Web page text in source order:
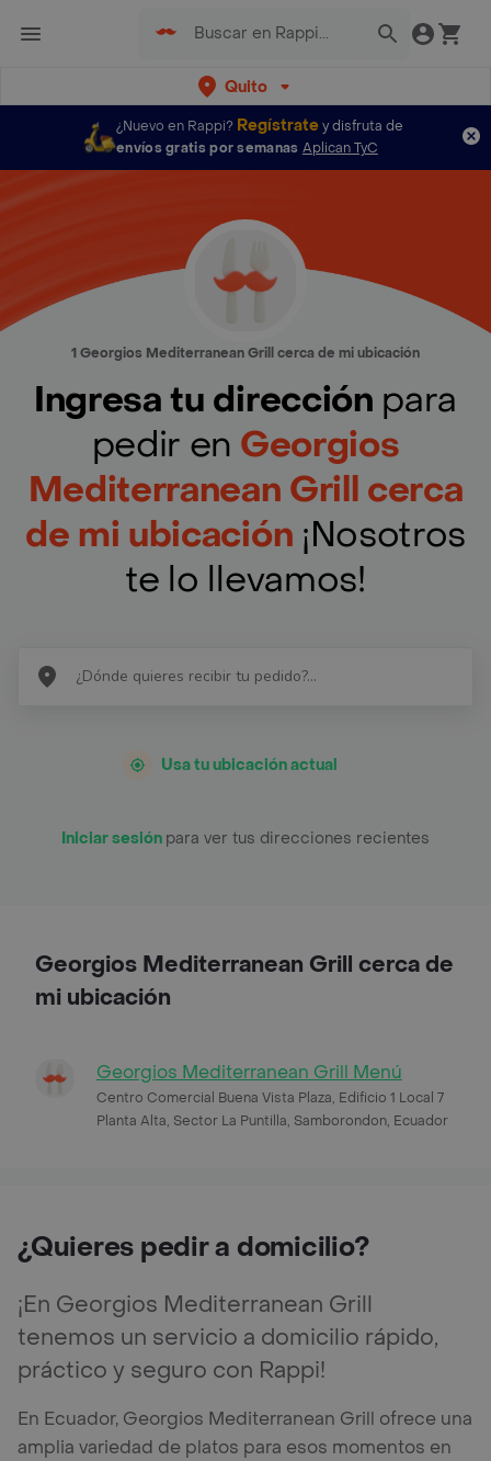
Quito
¿Nuevo en Rappi? Regístratey disfruta de
envíos gratis por semanas Aplican TyC
1 Georgios Mediterranean Grill cerca de mi ubicación
Ingresa tu dirección para
pedir en Georgios
Mediterranean Grill cerca
de mi ubicación ¡Nosotros
te lo llevamos!
Usa tu ubicación actual
Iniciar sesión para ver tus direcciones recientes
Georgios Mediterranean Grill cerca de
mi ubicación
Georgios Mediterranean Grill Menú
Centro Comercial Buena Vista Plaza, Edificio 1 Local 7
Planta Alta, Sector La Puntilla, Samborondon, Ecuador
¿Quieres pedir a domicilio?
¡En Georgios Mediterranean Grill
tenemos un servicio a domicilio rápido,
práctico y seguro con Rappi!
En Ecuador, Georgios Mediterranean Grill ofrece una
amplia variedad de platos para esos momentos en